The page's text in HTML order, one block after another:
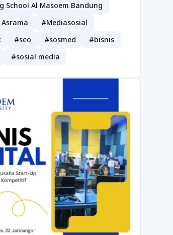
School Al Masoem Bandung
#Mediasosial
#seo #sosmed
#bisnis
#sosial media